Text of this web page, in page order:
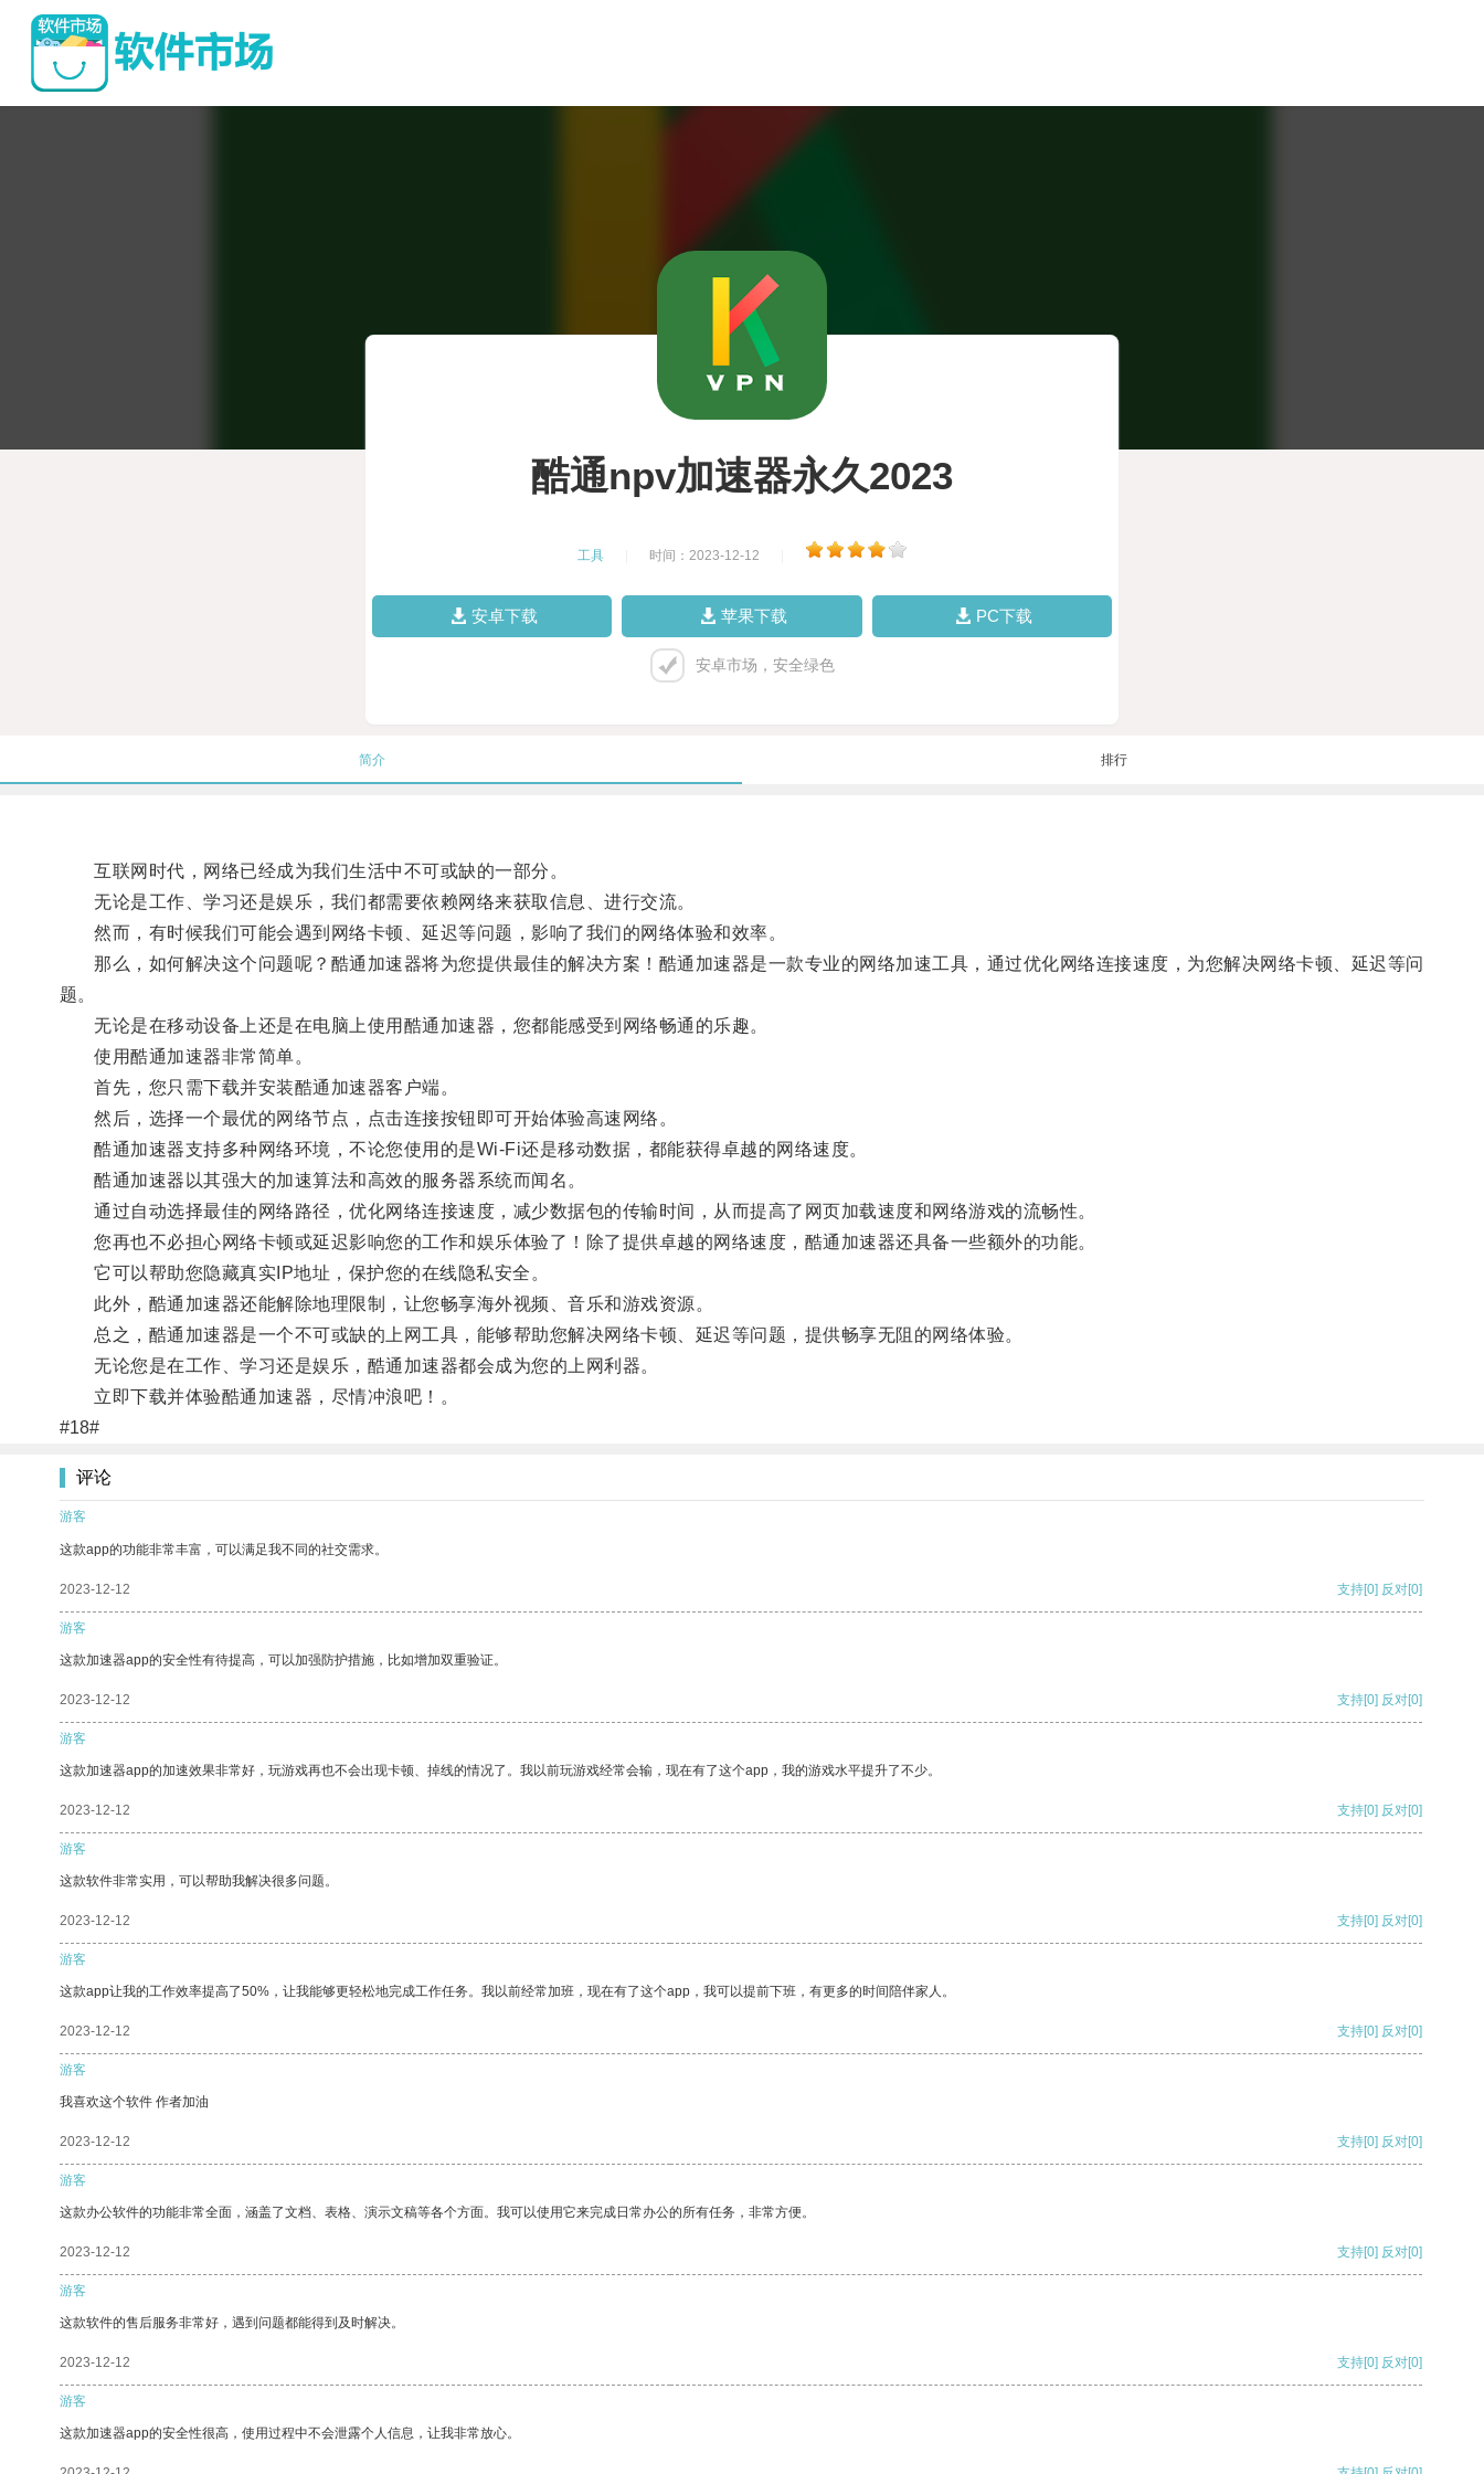
酷通npv加速器永久2023
工具 时间：2023-12-12
安卓下载 苹果下载 PC下载
安卓市场，安全绿色
简介 排行
互联网时代，网络已经成为我们生活中不可或缺的一部分。
无论是工作、学习还是娱乐，我们都需要依赖网络来获取信息、进行交流。
然而，有时候我们可能会遇到网络卡顿、延迟等问题，影响了我们的网络体验和效率。
那么，如何解决这个问题呢？酷通加速器将为您提供最佳的解决方案！酷通加速器是一款专业的网络加速工具，通过优化网络连接速度，为您解决网络卡顿、延迟等问
题。
无论是在移动设备上还是在电脑上使用酷通加速器，您都能感受到网络畅通的乐趣。
使用酷通加速器非常简单。
首先，您只需下载并安装酷通加速器客户端。
然后，选择一个最优的网络节点，点击连接按钮即可开始体验高速网络。
酷通加速器支持多种网络环境，不论您使用的是Wi-Fi还是移动数据，都能获得卓越的网络速度。
酷通加速器以其强大的加速算法和高效的服务器系统而闻名。
通过自动选择最佳的网络路径，优化网络连接速度，减少数据包的传输时间，从而提高了网页加载速度和网络游戏的流畅性。
您再也不必担心网络卡顿或延迟影响您的工作和娱乐体验了！除了提供卓越的网络速度，酷通加速器还具备一些额外的功能。
它可以帮助您隐藏真实IP地址，保护您的在线隐私安全。
此外，酷通加速器还能解除地理限制，让您畅享海外视频、音乐和游戏资源。
总之，酷通加速器是一个不可或缺的上网工具，能够帮助您解决网络卡顿、延迟等问题，提供畅享无阻的网络体验。
无论您是在工作、学习还是娱乐，酷通加速器都会成为您的上网利器。
立即下载并体验酷通加速器，尽情冲浪吧！。
#18#
评论
游客
这款app的功能非常丰富，可以满足我不同的社交需求。
2023-12-12 支持[0] 反对[0]
游客
这款加速器app的安全性有待提高，可以加强防护措施，比如增加双重验证。
2023-12-12 支持[0] 反对[0]
游客
这款加速器app的加速效果非常好，玩游戏再也不会出现卡顿、掉线的情况了。我以前玩游戏经常会输，现在有了这个app，我的游戏水平提升了不少。
2023-12-12 支持[0] 反对[0]
游客
这款软件非常实用，可以帮助我解决很多问题。
2023-12-12 支持[0] 反对[0]
游客
这款app让我的工作效率提高了50%，让我能够更轻松地完成工作任务。我以前经常加班，现在有了这个app，我可以提前下班，有更多的时间陪伴家人。
2023-12-12 支持[0] 反对[0]
游客
我喜欢这个软件 作者加油
2023-12-12 支持[0] 反对[0]
游客
这款办公软件的功能非常全面，涵盖了文档、表格、演示文稿等各个方面。我可以使用它来完成日常办公的所有任务，非常方便。
2023-12-12 支持[0] 反对[0]
游客
这款软件的售后服务非常好，遇到问题都能得到及时解决。
2023-12-12 支持[0] 反对[0]
游客
这款加速器app的安全性很高，使用过程中不会泄露个人信息，让我非常放心。